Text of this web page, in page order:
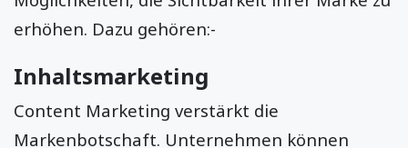
erhöhen. Dazu gehören:-
Inhaltsmarketing
Content Marketing verstärkt die
Markenbotschaft. Unternehmen können